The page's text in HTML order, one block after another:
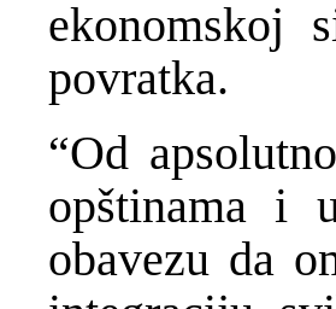
ekonomskoj
povratka.
“Od
opštinama i
obavezu da